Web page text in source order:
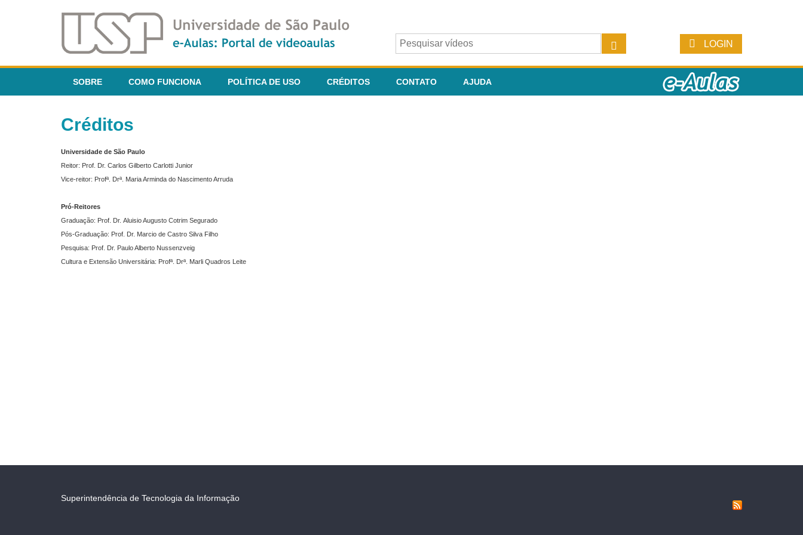
LOGIN
SOBRE COMO FUNCIONA POLÍTICA DE USO CRÉDITOS CONTATO AJUDA
Créditos
Universidade de São Paulo
Reitor: Prof. Dr. Carlos Gilberto Carlotti Junior
Vice-reitor: Profª. Drª. Maria Arminda do Nascimento Arruda
Pró-Reitores
Graduação: Prof. Dr. Aluisio Augusto Cotrim Segurado
Pós-Graduação: Prof. Dr. Marcio de Castro Silva Filho
Pesquisa: Prof. Dr. Paulo Alberto Nussenzveig
Cultura e Extensão Universitária: Profª. Drª. Marli Quadros Leite
Superintendência de Tecnologia da Informação